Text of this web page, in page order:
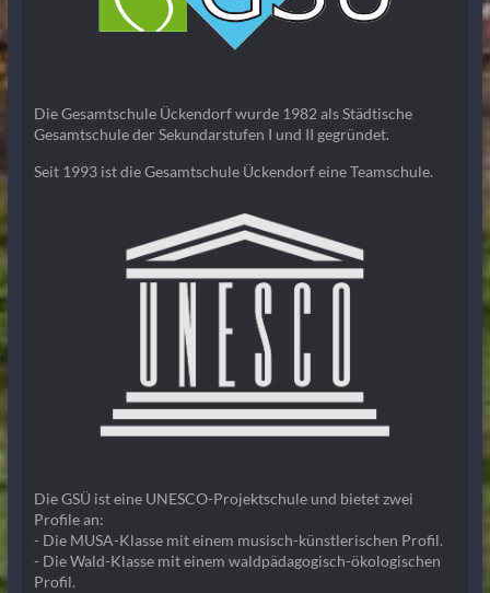
Die Gesamtschule Ückendorf wurde 1982 als Städtische
Gesamtschule der Sekundarstufen I und II gegründet.
Seit 1993 ist die Gesamtschule Ückendorf eine Teamschule.
Die GSÜ ist eine UNESCO-Projektschule und bietet zwei
Profile an:
- Die MUSA-Klasse mit einem musisch-künstlerischen Profil.
- Die Wald-Klasse mit einem waldpädagogisch-ökologischen
Profil.